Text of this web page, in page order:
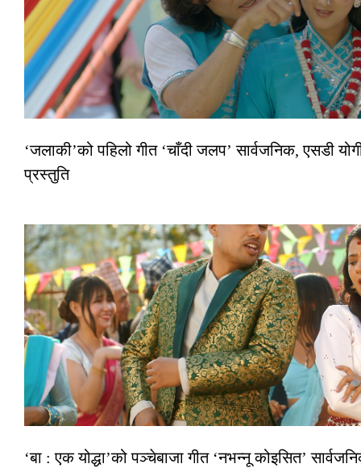
‘जलाकी’को पहिलो गीत ‘चाँदी जलप’ सार्वजनिक, एसडी
प्रस्तुति
‘बा : एक योद्धा’को पञ्चेबाजा गीत ‘नभन्नू कोइसित’